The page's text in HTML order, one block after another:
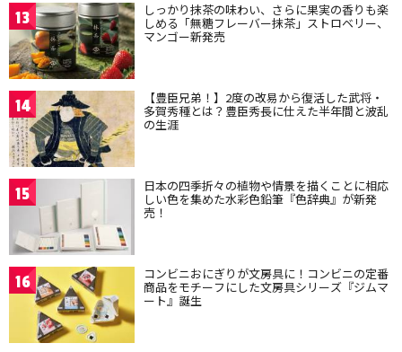
13 しっかり抹茶の味わい、さらに果実の香りも楽
しめる「無糖フレーバー抹茶」ストロベリー、
マンゴー新発売
14 【豊臣兄弟！】2度の改易から復活した武将・
多賀秀種とは？豊臣秀長に仕えた半年間と波乱
の生涯
15 日本の四季折々の植物や情景を描くことに相応
しい色を集めた水彩色鉛筆『色辞典』が新発
売！
16 コンビニおにぎりが文房具に！コンビニの定番
商品をモチーフにした文房具シリーズ『ジムマ
ート』誕生